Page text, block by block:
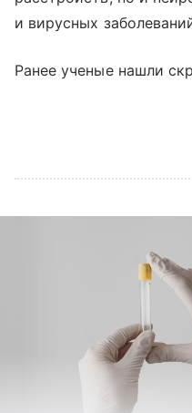
и вирусных
Ранее ученые нашли